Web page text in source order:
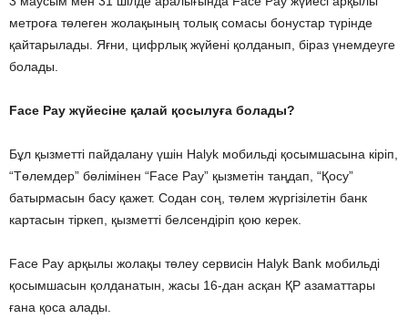
метроға төлеген жолақының толық сомасы бонустар түрінде
қайтарылады. Яғни, цифрлық жүйені қолданып, біраз үнемдеуге
болады.
Face Pay жүйесіне қалай қосылуға болады?
Бұл қызметті пайдалану үшін Halyk мобильді қосымшасына кіріп,
“Төлемдер” бөлімінен “Face Pay” қызметін таңдап, “Қосу”
батырмасын басу қажет. Содан соң, төлем жүргізілетін банк
картасын тіркеп, қызметті белсендіріп қою керек.
Face Pay арқылы жолақы төлеу сервисін Halyk Bank мобильді
қосымшасын қолданатын, жасы 16-дан асқан ҚР азаматтары
ғана қоса алады.